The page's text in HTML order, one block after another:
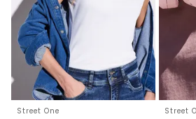
Street One Street